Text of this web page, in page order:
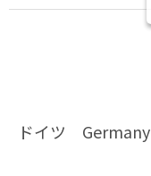
ドイツ Germany